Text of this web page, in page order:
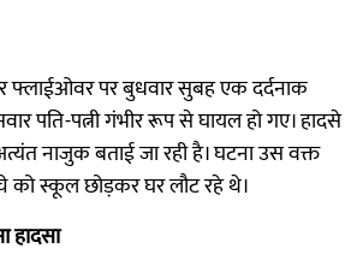
फ्लाईओवर पर बुधवार सुबह एक दर्दनाक
पति-पत्नी गंभीर रूप से घायल हो गए। हादसे
नाजुक बताई जा रही है। घटना उस वक्त
को स्कूल छोड़कर घर लौट रहे थे।